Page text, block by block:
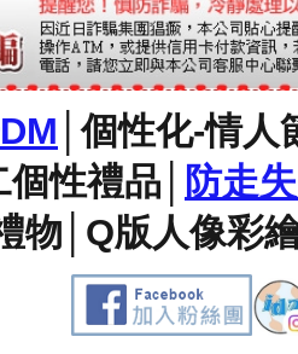
│個性化-情人
個性禮品
防走
物 Q版人像彩